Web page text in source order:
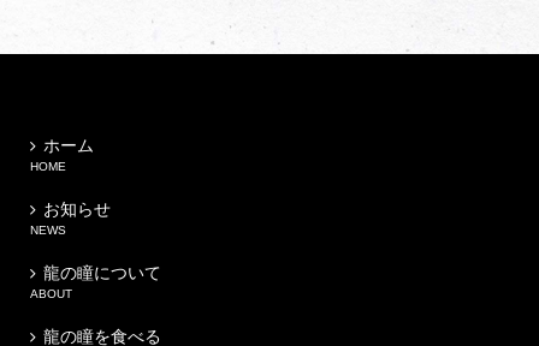
ホーム
HOME
お知らせ
NEWS
龍の瞳について
ABOUT
龍の瞳を食べる